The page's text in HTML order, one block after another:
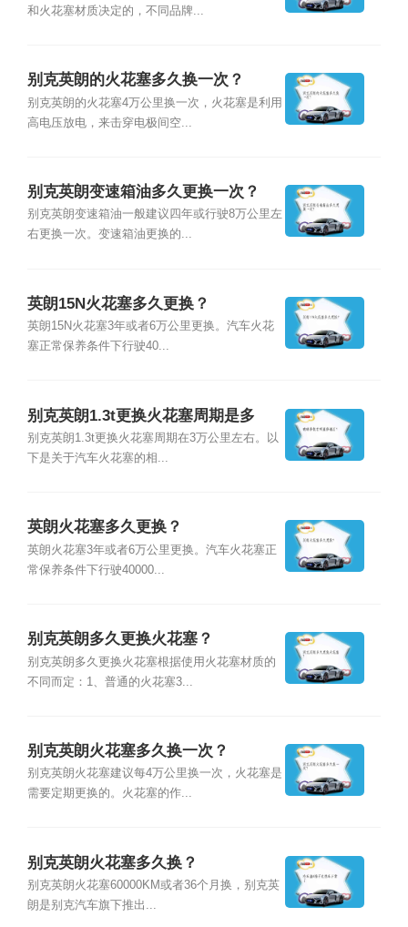
和火花塞材质决定的，不同品牌...
别克英朗的火花塞多久换一次？
别克英朗的火花塞4万公里换一次，火花塞是利用
高电压放电，来击穿电极间空...
别克英朗变速箱油多久更换一次？
别克英朗变速箱油一般建议四年或行驶8万公里左
右更换一次。变速箱油更换的...
英朗15N火花塞多久更换？
英朗15N火花塞3年或者6万公里更换。汽车火花
塞正常保养条件下行驶40...
别克英朗1.3t更换火花塞周期是多
久？
别克英朗1.3t更换火花塞周期在3万公里左右。以
下是关于汽车火花塞的相...
英朗火花塞多久更换？
英朗火花塞3年或者6万公里更换。汽车火花塞正
常保养条件下行驶40000...
别克英朗多久更换火花塞？
别克英朗多久更换火花塞根据使用火花塞材质的
不同而定：1、普通的火花塞3...
别克英朗火花塞多久换一次？
别克英朗火花塞建议每4万公里换一次，火花塞是
需要定期更换的。火花塞的作...
别克英朗火花塞多久换？
别克英朗火花塞60000KM或者36个月换，别克英
朗是别克汽车旗下推出...